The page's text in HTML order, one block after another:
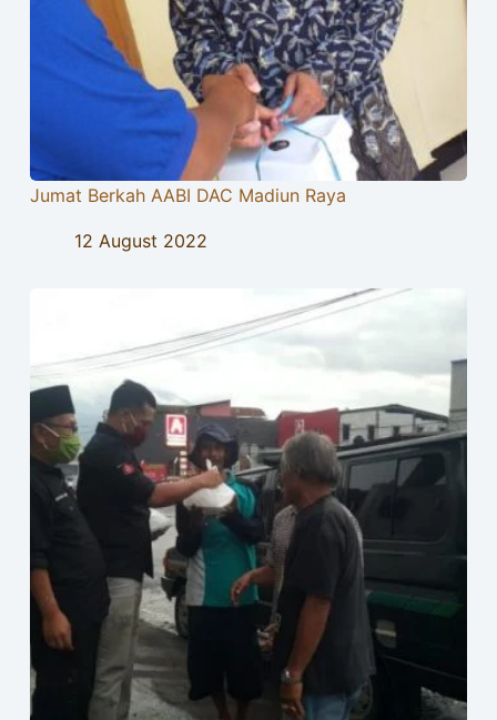
Jumat Berkah AABI DAC Madiun Raya
12 August 2022